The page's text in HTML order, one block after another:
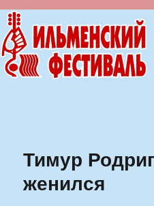
Ильменский
Тимур
женился